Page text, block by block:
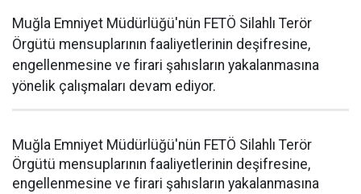
Muğla Emniyet Müdürlüğü'nün FETÖ Silahlı Terör
Örgütü mensuplarının faaliyetlerinin deşifresine,
engellenmesine ve firari şahısların yakalanmasına
yönelik çalışmaları devam ediyor.
Muğla Emniyet Müdürlüğü'nün FETÖ Silahlı Terör
Örgütü mensuplarının faaliyetlerinin deşifresine,
engellenmesine ve firari şahısların yakalanmasına